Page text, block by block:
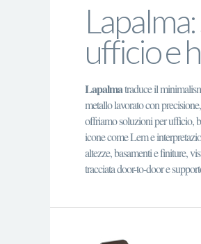
ufficio e
Lapalmatraduce il
metallo lavorato con
offriamo soluzioni per ufficio,
icone come Lem e
altezze, basamenti e finiture,
tracciata door-to-door e